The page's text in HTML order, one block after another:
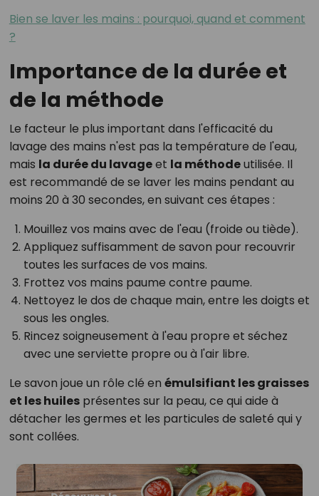
Bien se laver les mains : pourquoi, quand et comment
?
Importance de la durée et
de la méthode
Le facteur le plus important dans l'efficacité du
lavage des mains n'est pas la température de l'eau,
mais la durée du lavageet la méthodeutilisée. Il
est recommandé de se laver les mains pendant au
moins 20 à 30 secondes, en suivant ces étapes :
Mouillez vos mains avec de l'eau (froide ou tiède).
Appliquez suffisamment de savon pour recouvrir
toutes les surfaces de vos mains.
Frottez vos mains paume contre paume.
Nettoyez le dos de chaque main, entre les doigts et
sous les ongles.
Rincez soigneusement à l'eau propre et séchez
avec une serviette propre ou à l'air libre.
Le savon joue un rôle clé en émulsifiant les graisses
et les huilesprésentes sur la peau, ce qui aide à
détacher les germes et les particules de saleté qui y
sont collées.